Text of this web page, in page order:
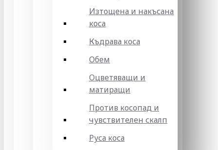
Изтощена и накъсана
коса
Къдрава коса
Обем
Оцветяващи и
матиращи
Против косопад и
чувствителен скалп
Руса коса